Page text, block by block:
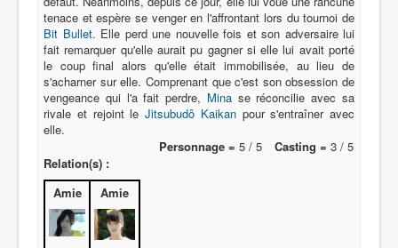
E
F
G
H
I
J
K
L
tenace et espère se venger en l'affrontant lors du tournoi de
Bit Bullet. Elle perd une nouvelle fois et son adversaire lui
fait remarquer qu'elle aurait pu gagner si elle lui avait porté
le coup final alors qu'elle était immobilisée, au lieu de
s'acharner sur elle. Comprenant que c'est son obsession de
vengeance qui l'a fait perdre, Minase réconcilie avec sa
rivale et rejoint le Jitsubudô Kaikanpour s'entraîner avec
elle.
Personnage = 5 / 5 Casting = 3 / 5
Relation(s) :
Amie
Amie